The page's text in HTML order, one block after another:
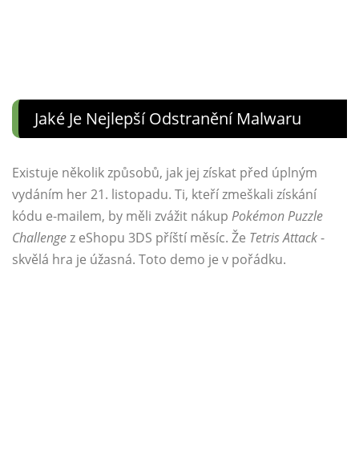
Jaké Je Nejlepší Odstranění Malwaru
Existuje několik způsobů, jak jej získat před úplným
vydáním her 21. listopadu. Ti, kteří zmeškali získání
kódu e-mailem, by měli zvážit nákup PokémonPuzzle
Challengez eShopu 3DS příští měsíc. Že Tetris Attack-
skvělá hra je úžasná. Toto demo je v pořádku.